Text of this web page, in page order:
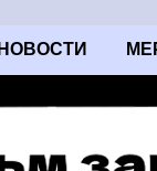
НОВОСТИ